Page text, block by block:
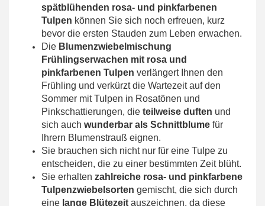
spätblühenden rosa- und pinkfarbenen
Tulpen können Sie sich noch erfreuen, kurz
bevor die ersten Stauden zum Leben erwachen.
Die Blumenzwiebelmischung
Frühlingserwachen mit rosa und
pinkfarbenen Tulpen verlängert Ihnen den
Frühling und verkürzt die Wartezeit auf den
Sommer mit Tulpen in Rosatönen und
Pinkschattierungen, die teilweise duften und
sich auch wunderbar als Schnittblume für
Ihrern Blumenstrauß eignen.
Sie brauchen sich nicht nur für eine Tulpe zu
entscheiden, die zu einer bestimmten Zeit blüht.
Sie erhalten zahlreiche rosa- und pinkfarbene
Tulpenzwiebelsorten gemischt, die sich durch
eine lange Blütezeit auszeichnen, da diese